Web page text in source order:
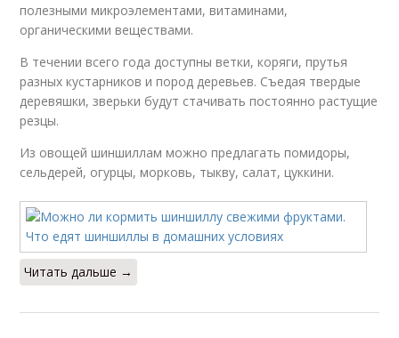
полезными микроэлементами, витаминами,
органическими веществами.
В течении всего года доступны ветки, коряги, прутья
разных кустарников и пород деревьев. Съедая твердые
деревяшки, зверьки будут стачивать постоянно растущие
резцы.
Из овощей шиншиллам можно предлагать помидоры,
сельдерей, огурцы, морковь, тыкву, салат, цуккини.
Читать дальше →